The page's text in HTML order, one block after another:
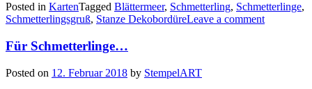
Posted in KartenTagged Blättermeer, Schmetterling, Schmetterlinge,
Schmetterlingsgruß, Stanze DekobordüreLeave a comment
Für Schmetterlinge…
Posted on 12. Februar 2018 by StempelART